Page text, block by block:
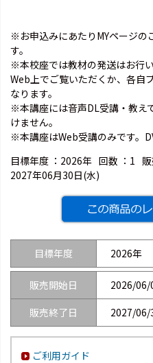
※お申込みにあたりMYページの
す。
※本校座では教材の発送はお行
Web上でご覧いただくか、各自
なります。
※本講座には音声DL受講・教え
けません。
※本講座はWeb受講のみです。
目標年度 ： 2026年 回数 ： 1
2027年06月30日(水)
目標年度 2026年
販売開始日
2026/06/
販売終了日
2027/06/
ご利用ガイド